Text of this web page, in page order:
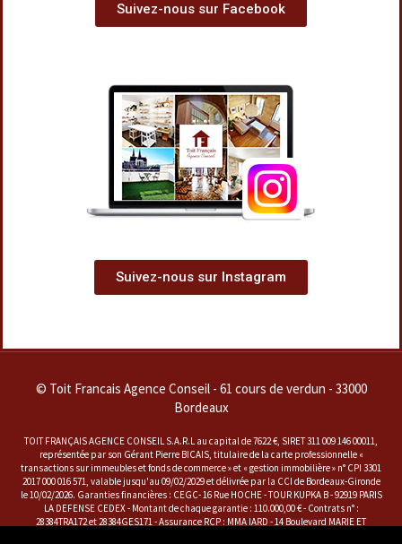
Suivez-nous sur Facebook
Suivez-nous sur Instagram
© Toit Francais Agence Conseil - 61 cours de verdun - 33000
Bordeaux
TOIT FRANÇAIS AGENCE CONSEIL S.A.R.L au capital de 7622 €, SIRET 311 009 146 00011,
représentée par son Gérant Pierre BICAIS, titulaire de la carte professionnelle «
transactions sur immeubles et fonds de commerce » et « gestion immobilière » n° CPI 3301
2017 000 016 571, valable jusqu'au 09/02/2029 et délivrée par la CCI de Bordeaux-Gironde
le 10/02/2026. Garanties financières : CEGC- 16 Rue HOCHE - TOUR KUPKA B - 92919 PARIS
LA DEFENSE CEDEX - Montant de chaque garantie : 110.000,00 € - Contrats n° :
28384TRA172 et 28384GES171 - Assurance RCP : MMA IARD - 14 Boulevard MARIE ET